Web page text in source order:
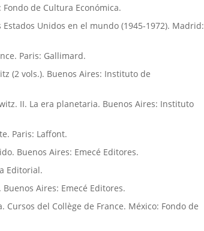
de Cultura Económica.
Unidos en el mundo (1945-1972). Madrid:
Paris: Gallimard.
(2 vols.). Buenos Aires: Instituto de
II. La era planetaria. Buenos Aires: Instituto
Paris: Laffont.
Buenos Aires: Emecé Editores.
Editorial.
Aires: Emecé Editores.
Cursos del Collège de France. México: Fondo de